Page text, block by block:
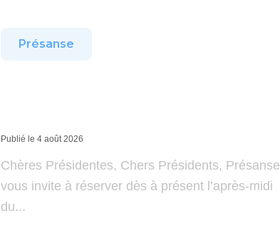
Présanse
Publié le 4 août 2026
Chères Présidentes, Chers Présidents, Présanse
vous invite à réserver dès à présent l’après-midi
du...